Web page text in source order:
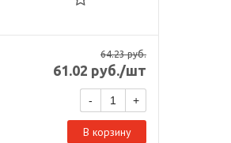
64.23руб.
61.02 руб./шт
- +
В корзину